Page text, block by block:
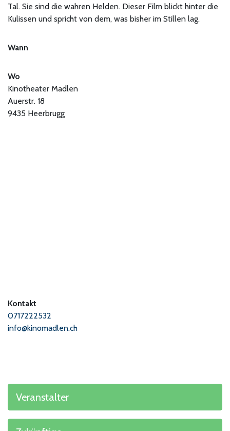
Tal. Sie sind die wahren Helden. Dieser Film blickt hinter die
Kulissen und spricht von dem, was bisher im Stillen lag.
Wann
Wo
Kinotheater Madlen
Auerstr. 18
9435 Heerbrugg
Kontakt
0717222532
info@kinomadlen.ch
Veranstalter